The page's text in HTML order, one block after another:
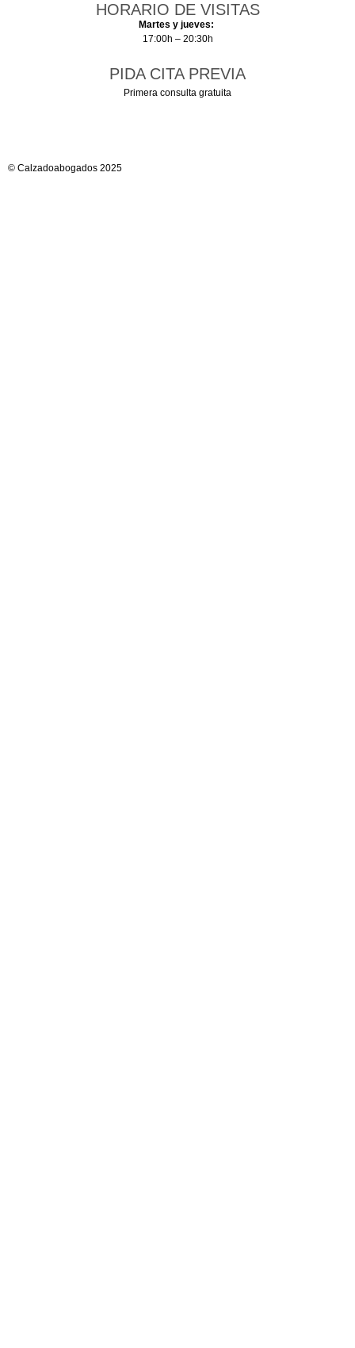
HORARIO DE VISITAS
Martes y jueves:
17:00h – 20:30h
PIDA CITA PREVIA
Primera consulta gratuita
© Calzadoabogados 2025